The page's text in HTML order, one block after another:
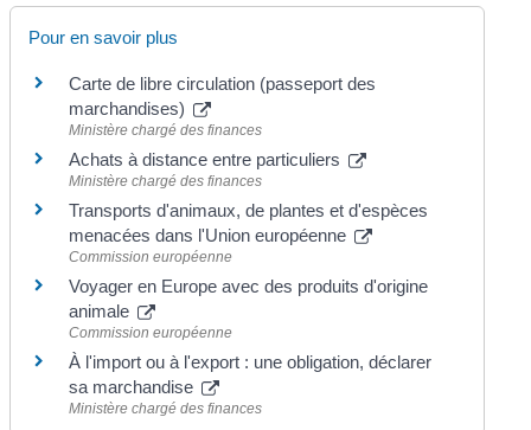
Pour en savoir plus
Carte de libre circulation (passeport des
marchandises)
Ministère chargé des finances
Achats à distance entre particuliers
Ministère chargé des finances
Transports d'animaux, de plantes et d'espèces
menacées dans l'Union européenne
Commission européenne
Voyager en Europe avec des produits d'origine
animale
Commission européenne
À l'import ou à l'export : une obligation, déclarer
sa marchandise
Ministère chargé des finances